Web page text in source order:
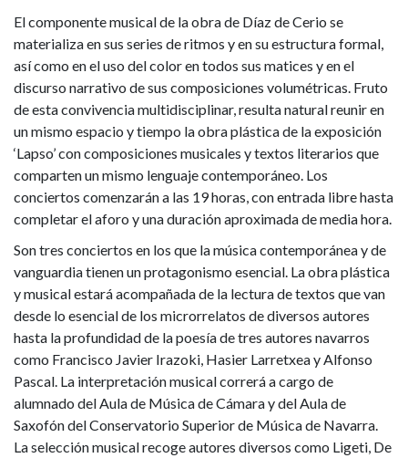
El componente musical de la obra de Díaz de Cerio se
materializa en sus series de ritmos y en su estructura formal,
así como en el uso del color en todos sus matices y en el
discurso narrativo de sus composiciones volumétricas. Fruto
de esta convivencia multidisciplinar, resulta natural reunir en
un mismo espacio y tiempo la obra plástica de la exposición
‘Lapso’ con composiciones musicales y textos literarios que
comparten un mismo lenguaje contemporáneo. Los
conciertos comenzarán a las 19 horas, con entrada libre hasta
completar el aforo y una duración aproximada de media hora.
Son tres conciertos en los que la música contemporánea y de
vanguardia tienen un protagonismo esencial. La obra plástica
y musical estará acompañada de la lectura de textos que van
desde lo esencial de los microrrelatos de diversos autores
hasta la profundidad de la poesía de tres autores navarros
como Francisco Javier Irazoki, Hasier Larretxea y Alfonso
Pascal. La interpretación musical correrá a cargo de
alumnado del Aula de Música de Cámara y del Aula de
Saxofón del Conservatorio Superior de Música de Navarra.
La selección musical recoge autores diversos como Ligeti, De